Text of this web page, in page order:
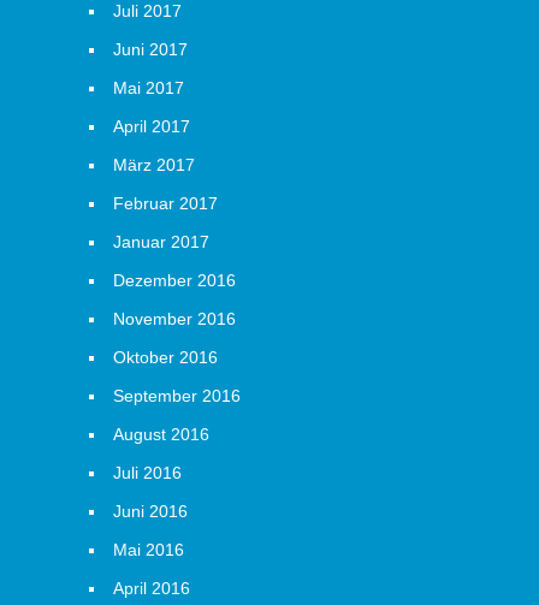
Juli 2017
Juni 2017
Mai 2017
April 2017
März 2017
Februar 2017
Januar 2017
Dezember 2016
November 2016
Oktober 2016
September 2016
August 2016
Juli 2016
Juni 2016
Mai 2016
April 2016